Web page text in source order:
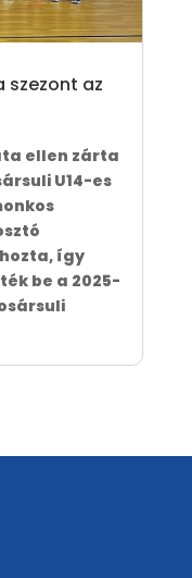
szezont az
ellen zárta
U14-es
így
be a 2025-